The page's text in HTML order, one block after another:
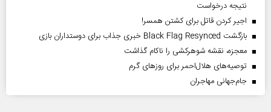
نتیجه درخواست
اجیر کردن قاتل برای کشتن همسر!
بازگشت Black Flag Resynced خبری جذاب برای دوستداران بازی
معجزه، نقشه شوهرکشی را ناکام گذاشت
توصیه‌های هلال‌احمر برای روز‌های گرم
جام‌جهانی مهاجران